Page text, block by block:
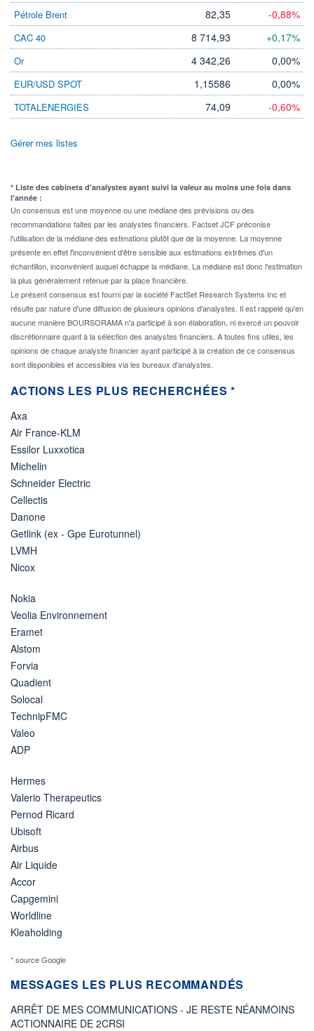
Pétrole Brent 82,35 -0,88%
CAC 40 8 714,93 +0,17%
Or 4 342,26 0,00%
EUR/USD SPOT 1,15586 0,00%
TOTALENERGIES 74,09 -0,60%
Gérer mes listes
* Liste des cabinets d'analystes ayant suivi la valeur au moins une fois dans
l'année :
Un consensus est une moyenne ou une médiane des prévisions ou des
recommandations faites par les analystes financiers. Factset JCF préconise
l'utilisation de la médiane des estimations plutôt que de la moyenne. La moyenne
présente en effet l'inconvénient d'être sensible aux estimations extrêmes d'un
échantillon, inconvénient auquel échappe la médiane. La médiane est donc l'estimation
la plus généralement retenue par la place financière.
Le présent consensus est fourni par la société FactSet Research Systems Inc et
résulte par nature d'une diffusion de plusieurs opinions d'analystes. Il est rappelé qu'en
aucune manière BOURSORAMA n'a participé à son élaboration, ni exercé un pouvoir
discrétionnaire quant à la sélection des analystes financiers. A toutes fins utiles, les
opinions de chaque analyste financier ayant participé à la création de ce consensus
sont disponibles et accessibles via les bureaux d'analystes.
ACTIONS LES PLUS RECHERCHÉES *
Axa
Air France-KLM
Essilor Luxxotica
Michelin
Schneider Electric
Cellectis
Danone
Getlink (ex - Gpe Eurotunnel)
LVMH
Nicox
Nokia
Veolia Environnement
Eramet
Alstom
Forvia
Quadient
Solocal
TechnipFMC
Valeo
ADP
Hermes
Valerio Therapeutics
Pernod Ricard
Ubisoft
Airbus
Air Liquide
Accor
Capgemini
Worldline
Kleaholding
* source Google
MESSAGES LES PLUS RECOMMANDÉS
ARRÊT DE MES COMMUNICATIONS - JE RESTE NÉANMOINS
ACTIONNAIRE DE 2CRSI